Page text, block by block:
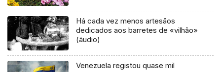
Há cada vez menos artesãos
dedicados aos barretes de «vilhão»
(áudio)
Venezuela registou quase mil